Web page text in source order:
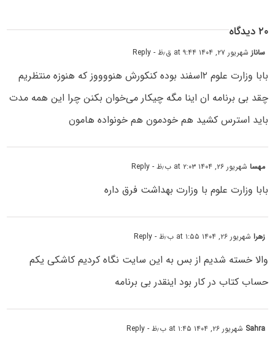
۲۰ دیدگاه
ساناز شهریور ۲۷, ۱۴۰۴ at ۹:۴۴ ق٫ظ - Reply
بابا وزارت علوم ۲اسفند بوده کنکورش هنووووز که هنوزه منتظریم
چقد بی برنامه ان اینا مگه چیکار می‌خوان بکنن چرا این همه مدت
باید استرس کشید هم خودمون هم خونواده هامون
مهساشهریور ۲۶, ۱۴۰۴ at ۲:۰۳ ب٫ظ - Reply
بابا وزارت علوم با وزارت بهداشت فرق داره
زهراشهریور ۲۶, ۱۴۰۴ at ۱:۵۵ ب٫ظ - Reply
والا خسته شدیم از بس به این سایت نگاه کردیم کاشکی یکم
حساب کتاب در کار بود اینقدر بی برنامه
Sahra شهریور ۲۶, ۱۴۰۴ at ۱:۴۵ ب٫ظ - Reply